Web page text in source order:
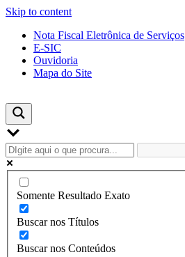
Skip to content
Nota Fiscal Eletrônica de Serviços
E-SIC
Ouvidoria
Mapa do Site
Somente Resultado Exato
Buscar nos Títulos
Buscar nos Conteúdos